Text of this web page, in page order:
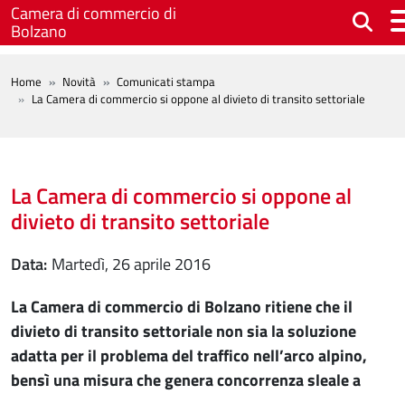
Salta al contenuto principale
Camera di commercio di
Bolzano
BREADCRUMB
Home Novità
Comunicati stampa
La Camera di commercio si oppone al divieto di transito settoriale
La Camera di commercio si oppone al
divieto di transito settoriale
Data
martedì, 26 aprile 2016
La Camera di commercio di Bolzano ritiene che il
divieto di transito settoriale non sia la soluzione
adatta per il problema del traffico nell’arco alpino,
bensì una misura che genera concorrenza sleale a